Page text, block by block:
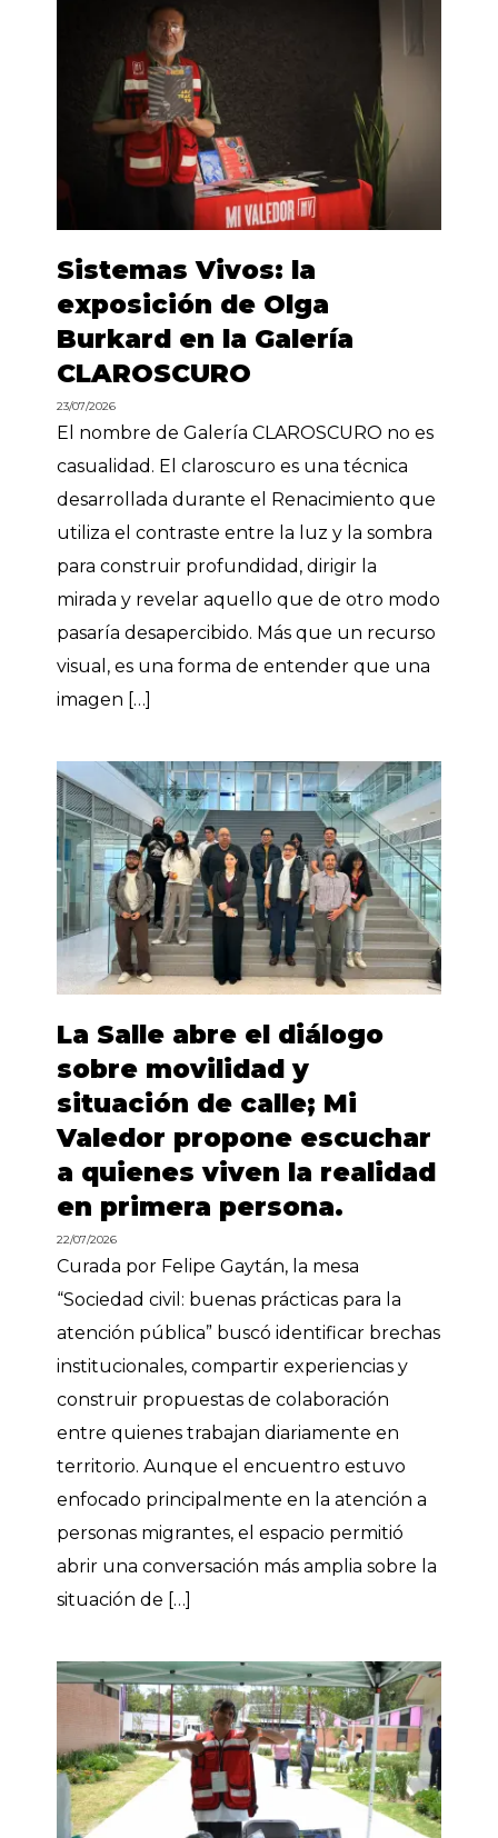
Sistemas Vivos: la
exposición de Olga
Burkard en la Galería
CLAROSCURO
23/07/2026
El nombre de Galería CLAROSCURO no es
casualidad. El claroscuro es una técnica
desarrollada durante el Renacimiento que
utiliza el contraste entre la luz y la sombra
para construir profundidad, dirigir la
mirada y revelar aquello que de otro modo
pasaría desapercibido. Más que un recurso
visual, es una forma de entender que una
imagen […]
La Salle abre el diálogo
sobre movilidad y
situación de calle; Mi
Valedor propone escuchar
a quienes viven la realidad
en primera persona.
22/07/2026
Curada por Felipe Gaytán, la mesa
“Sociedad civil: buenas prácticas para la
atención pública” buscó identificar brechas
institucionales, compartir experiencias y
construir propuestas de colaboración
entre quienes trabajan diariamente en
territorio. Aunque el encuentro estuvo
enfocado principalmente en la atención a
personas migrantes, el espacio permitió
abrir una conversación más amplia sobre la
situación de […]